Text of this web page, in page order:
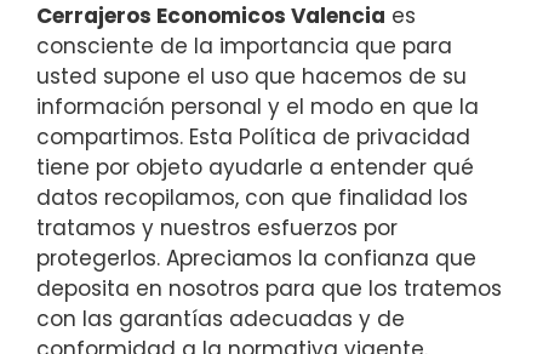
Cerrajeros Economicos Valencia es
consciente de la importancia que para
usted supone el uso que hacemos de su
información personal y el modo en que la
compartimos. Esta Política de privacidad
tiene por objeto ayudarle a entender qué
datos recopilamos, con que finalidad los
tratamos y nuestros esfuerzos por
protegerlos. Apreciamos la confianza que
deposita en nosotros para que los tratemos
con las garantías adecuadas y de